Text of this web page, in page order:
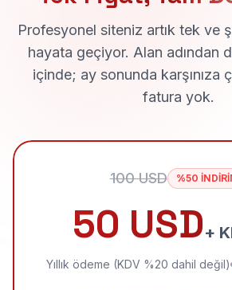
Profesyonel siteniz artık tek ve
hayata geçiyor. Alan adından
içinde; ay sonunda karşınıza
fatura yok.
100 USD %50
50 USD+
Yıllık ödeme (KDV %20 dahil değil)